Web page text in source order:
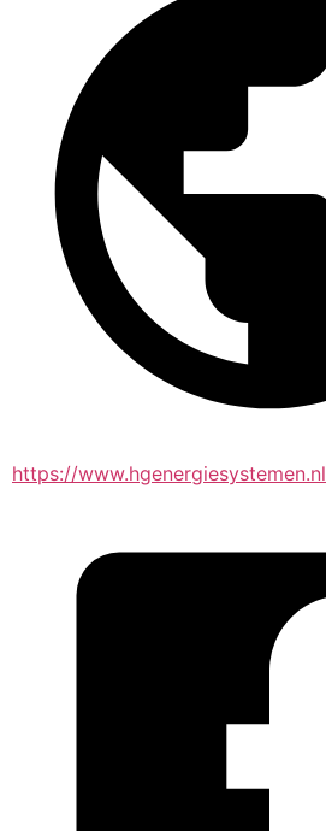
https://www.hgenergiesystemen.nl